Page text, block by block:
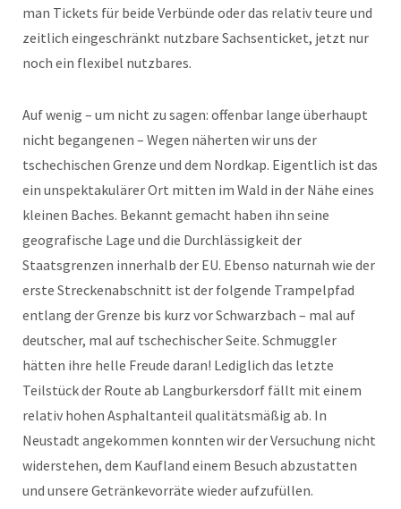
man Tickets für beide Verbünde oder das relativ teure und
zeitlich eingeschränkt nutzbare Sachsenticket, jetzt nur
noch ein flexibel nutzbares.
Auf wenig – um nicht zu sagen: offenbar lange überhaupt
nicht begangenen – Wegen näherten wir uns der
tschechischen Grenze und dem Nordkap. Eigentlich ist das
ein unspektakulärer Ort mitten im Wald in der Nähe eines
kleinen Baches. Bekannt gemacht haben ihn seine
geografische Lage und die Durchlässigkeit der
Staatsgrenzen innerhalb der EU. Ebenso naturnah wie der
erste Streckenabschnitt ist der folgende Trampelpfad
entlang der Grenze bis kurz vor Schwarzbach – mal auf
deutscher, mal auf tschechischer Seite. Schmuggler
hätten ihre helle Freude daran! Lediglich das letzte
Teilstück der Route ab Langburkersdorf fällt mit einem
relativ hohen Asphaltanteil qualitätsmäßig ab. In
Neustadt angekommen konnten wir der Versuchung nicht
widerstehen, dem Kaufland einem Besuch abzustatten
und unsere Getränkevorräte wieder aufzufüllen.